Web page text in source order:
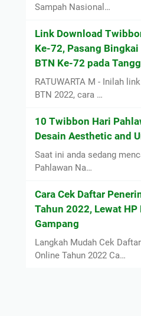
Sampah Nasional…
Link Download
Ke-72, Pasang Bingkai
BTN Ke-72 pada
RATUWARTA M - Inilah
BTN 2022, cara …
10 Twibbon Hari
Desain Aesthetic and
Saat ini anda sedang
Pahlawan Na…
Cara Cek Daftar
Tahun 2022, Lewat HP
Gampang
Langkah Mudah Cek
Online Tahun 2022 Ca…